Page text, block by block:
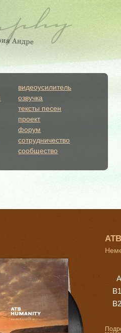
видеоусилитель
озвучка
тексты песен
проект
форум
сотрудничество
сообщество